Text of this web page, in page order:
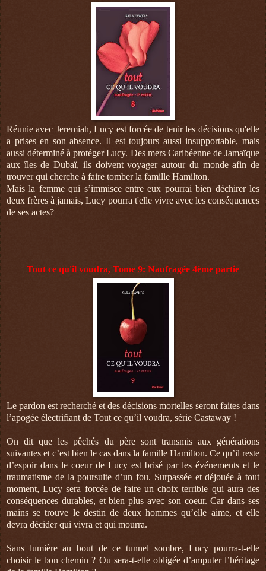
Réunie avec Jeremiah, Lucy est forcée de tenir les décisions qu'elle
a prises en son absence. Il est toujours aussi insupportable, mais
aussi déterminé à protéger Lucy. Des mers Caribéenne de Jamaïque
aux îles de Dubaï, ils doivent voyager autour du monde afin de
trouver qui cherche à faire tomber la famille Hamilton.
Mais la femme qui s’immisce entre eux pourrai bien déchirer les
deux frères à jamais, Lucy pourra t'elle vivre avec les conséquences
de ses actes?
Tout ce qu'il voudra, Tome 9: Naufragée 4ème partie
Le pardon est recherché et des décisions mortelles seront faites dans
l’apogée électrifiant de Tout ce qu’il voudra, série Castaway !
On dit que les pêchés du père sont transmis aux générations
suivantes et c’est bien le cas dans la famille Hamilton. Ce qu’il reste
d’espoir dans le coeur de Lucy est brisé par les événements et le
traumatisme de la poursuite d’un fou. Surpassée et déjouée à tout
moment, Lucy sera forcée de faire un choix terrible qui aura des
conséquences durables, et bien plus avec son coeur. Car dans ses
mains se trouve le destin de deux hommes qu’elle aime, et elle
devra décider qui vivra et qui mourra.
Sans lumière au bout de ce tunnel sombre, Lucy pourra-t-elle
choisir le bon chemin ? Ou sera-t-elle obligée d’amputer l’héritage